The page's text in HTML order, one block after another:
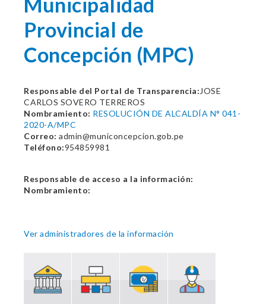
Provincial de
Concepción (MPC)
Responsable del Portal de Transparencia: JOSE
CARLOS SOVERO TERREROS
Nombramiento: RESOLUCIÓN DE ALCALDÍA N° 041-
2020-A/MPC
Correo: admin@municoncepcion.gob.pe
Teléfono:954859981
Responsable de acceso a la información:
Nombramiento:
Ver administradores de la información